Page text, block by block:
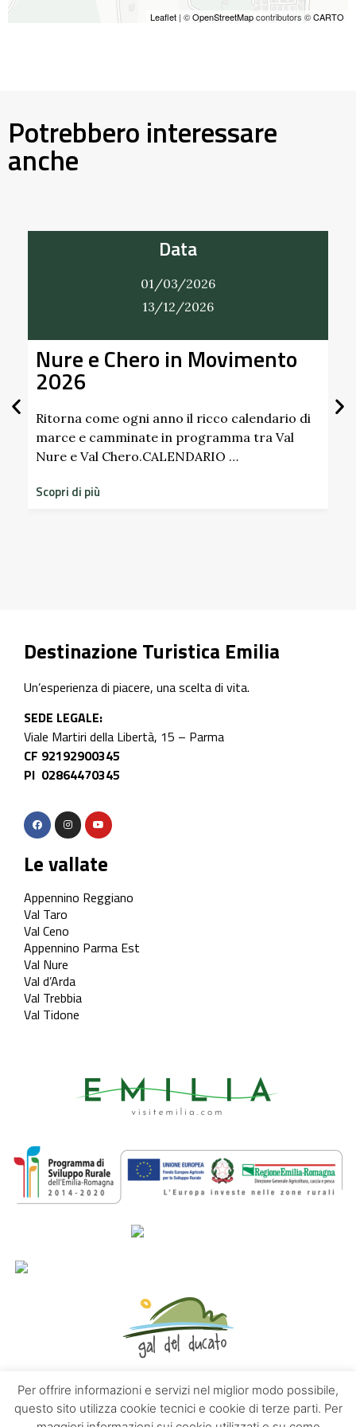
Leaflet | ©OpenStreetMapcontributors ©CARTO
Potrebbero interessare
anche
di
Data
01/03/2026
31/12/2026
Alla Scoperta dei Profumi del
Giardino del Castello di
Pallavicino
Scopri i profumi inaspettati di erbe e frutti
storico del Castello di Scipione …
Destinazione Turistica Emilia
Un’esperienza di piacere, una scelta di vita.
SEDE LEGALE:
Viale Martiri della Libertà, 15 – Parma
CF 92192900345
PI 02864470345
Le vallate
Appennino Reggiano
Val Taro
Val Ceno
Appennino Parma Est
Val Nure
Val d’Arda
Val Trebbia
Val Tidone
Per offrire informazioni e servizi nel miglior modo possibile,
questo sito utilizza cookie tecnici e cookie di terze parti. Per